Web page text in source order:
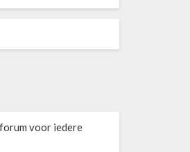
voor iedere